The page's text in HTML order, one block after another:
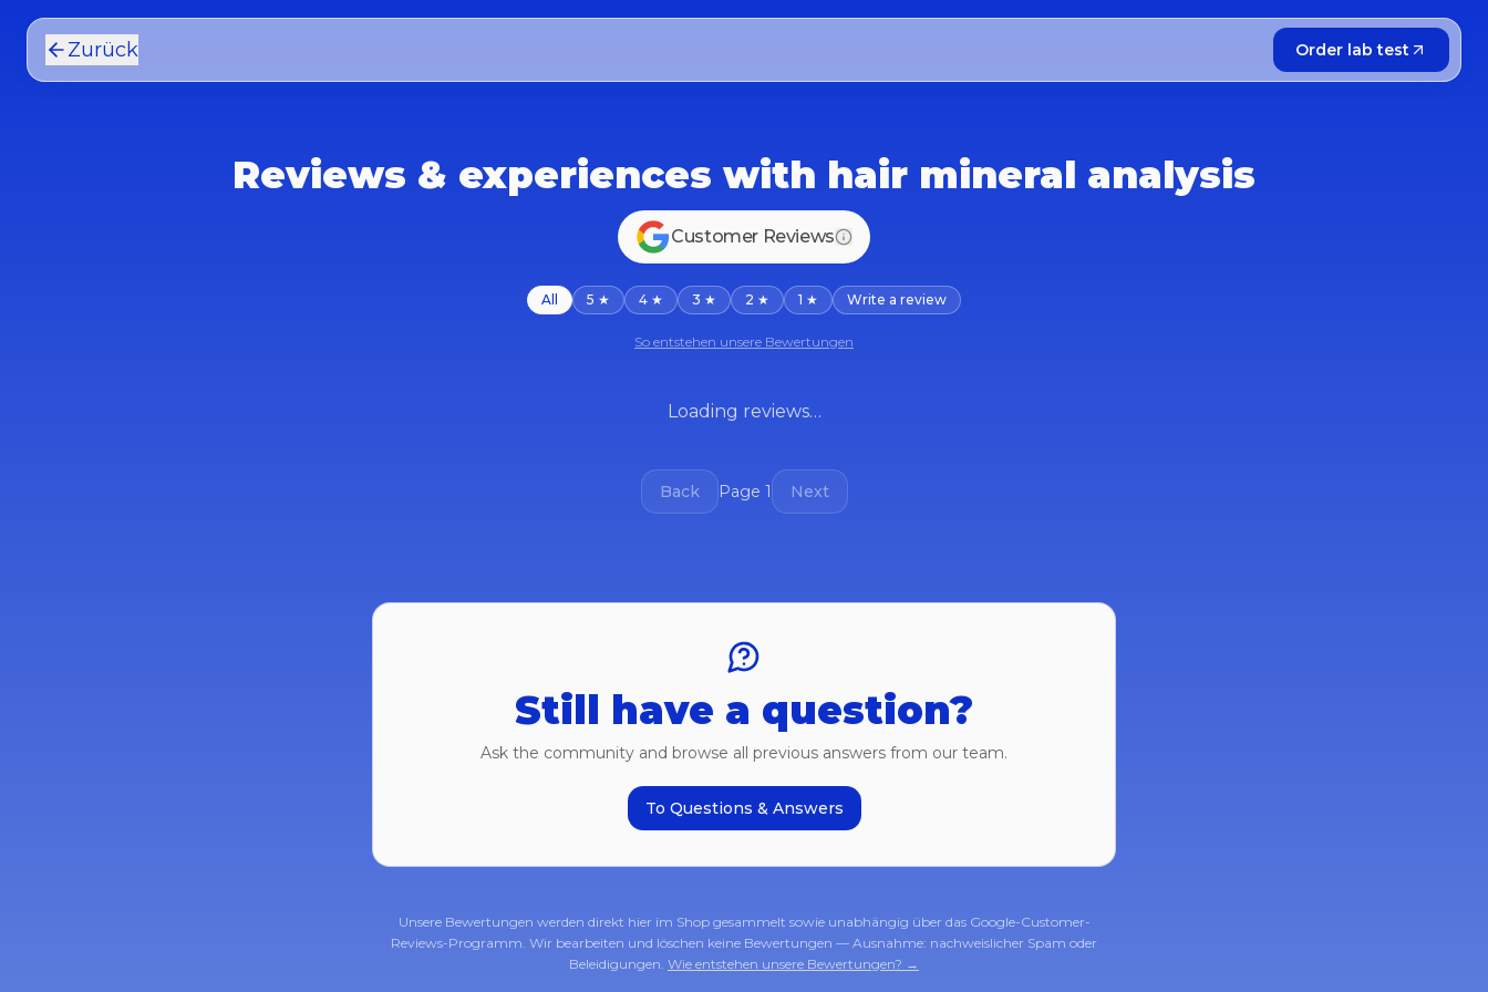
Zurück Order lab test
Reviews & experiences with hair mineral analysis
Customer Reviews
All 5 ★ 4 ★ 3 ★ 2 ★ 1 ★ Write a review
So entstehen unsere Bewertungen
Loading reviews…
Back Page 1 Next
Still have a question?
Ask the community and browse all previous answers from our team.
To Questions & Answers
Unsere Bewertungen werden direkt hier im Shop gesammelt sowie unabhängig über das Google-Customer-
Reviews-Programm. Wir bearbeiten und löschen keine Bewertungen — Ausnahme: nachweislicher Spam oder
Beleidigungen. Wie entstehen unsere Bewertungen? →